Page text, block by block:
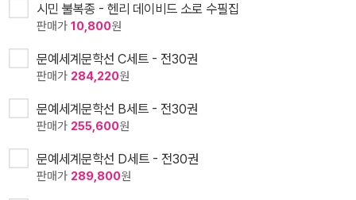
시민 불복종 - 헨리 데이비드 소로 수필집
판매가 10,800원
문예세계문학선 C세트 - 전30권
판매가 284,220원
문예세계문학선 B세트 - 전30권
판매가 255,600원
문예세계문학선 D세트 - 전30권
판매가 289,800원